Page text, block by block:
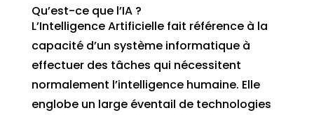
Qu’est-ce que l’IA ?
L’Intelligence Artificielle fait référence à la
capacité d’un système informatique à
effectuer des tâches qui nécessitent
normalement l’intelligence humaine. Elle
englobe un large éventail de technologies